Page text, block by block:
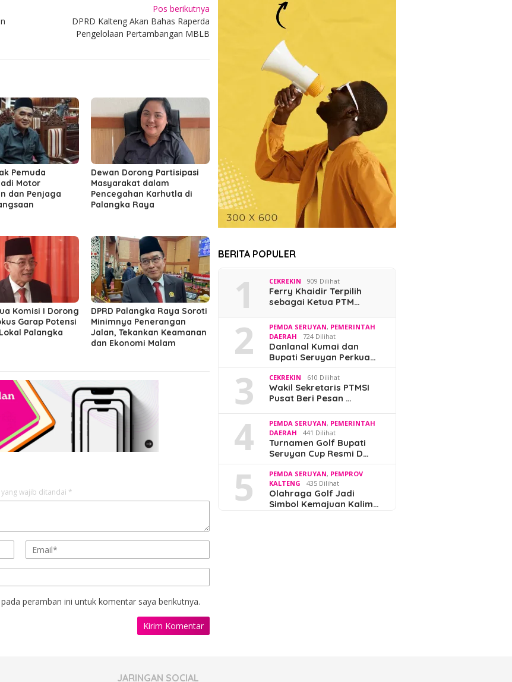
Pos berikutnya
DPRD Kalteng Akan Bahas Raperda
Pengelolaan Pertambangan MBLB
Pemuda
Motor
dan Penjaga
Dewan Dorong Partisipasi
Masyarakat dalam
Pencegahan Karhutla di
Palangka Raya
Komisi I Dorong
Garap Potensi
Palangka
DPRD Palangka Raya Soroti
Minimnya Penerangan
Jalan, Tekankan Keamanan
dan Ekonomi Malam
yang wajib ditandai *
peramban ini untuk komentar saya berikutnya.
BERITA POPULER
1 CEKREKIN 909 Dilihat
Ferry Khaidir Terpilih
sebagai Ketua PTM…
2 PEMDA SERUYAN, PEMERINTAH
DAERAH
724 Dilihat
Danlanal Kumai dan
Bupati Seruyan Perkua…
3 CEKREKIN 610 Dilihat
Wakil Sekretaris PTMSI
Pusat Beri Pesan …
4 PEMDA SERUYAN, PEMERINTAH
DAERAH
441 Dilihat
Turnamen Golf Bupati
Seruyan Cup Resmi D…
5 PEMDA SERUYAN, PEMPROV
KALTENG
435 Dilihat
Olahraga Golf Jadi
Simbol Kemajuan Kalim…
JARINGAN SOCIAL